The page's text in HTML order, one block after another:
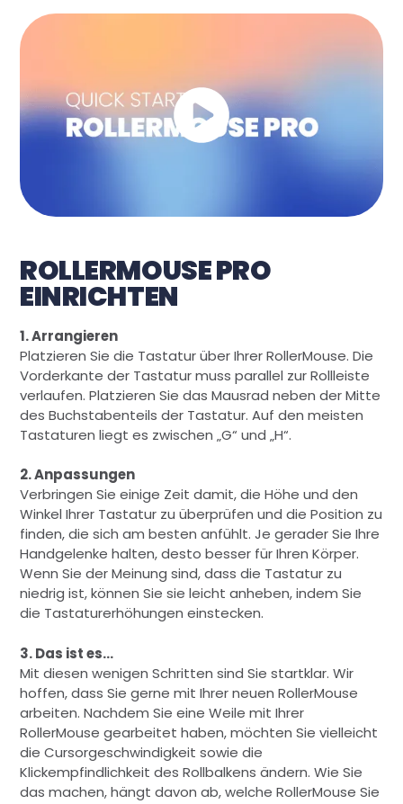
ROLLERMOUSE PRO
EINRICHTEN
1. Arrangieren
Platzieren Sie die Tastatur über Ihrer RollerMouse. Die
Vorderkante der Tastatur muss parallel zur Rollleiste
verlaufen. Platzieren Sie das Mausrad neben der Mitte
des Buchstabenteils der Tastatur. Auf den meisten
Tastaturen liegt es zwischen „G“ und „H“.
2. Anpassungen
Verbringen Sie einige Zeit damit, die Höhe und den
Winkel Ihrer Tastatur zu überprüfen und die Position zu
finden, die sich am besten anfühlt. Je gerader Sie Ihre
Handgelenke halten, desto besser für Ihren Körper.
Wenn Sie der Meinung sind, dass die Tastatur zu
niedrig ist, können Sie sie leicht anheben, indem Sie
die Tastaturerhöhungen einstecken.
3. Das ist es...
Mit diesen wenigen Schritten sind Sie startklar. Wir
hoffen, dass Sie gerne mit Ihrer neuen RollerMouse
arbeiten. Nachdem Sie eine Weile mit Ihrer
RollerMouse gearbeitet haben, möchten Sie vielleicht
die Cursorgeschwindigkeit sowie die
Klickempfindlichkeit des Rollbalkens ändern. Wie Sie
das machen, hängt davon ab, welche RollerMouse Sie